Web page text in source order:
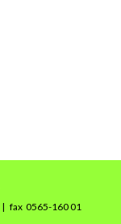
| fax 0565-160 01